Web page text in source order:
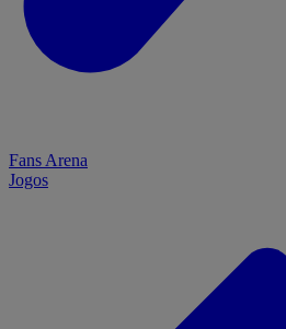
Fans Arena
Jogos